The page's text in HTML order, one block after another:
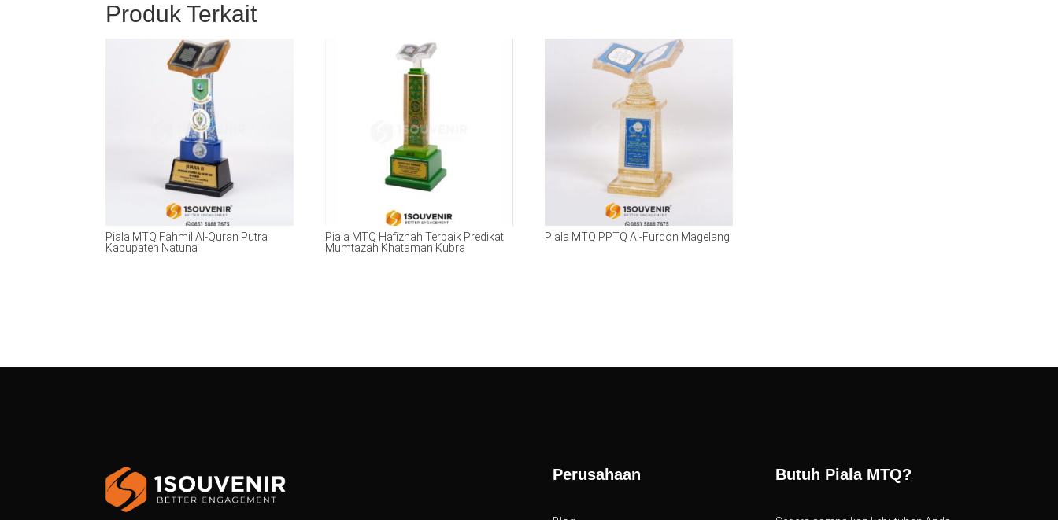
Produk Terkait
Piala MTQ Fahmil Al-Quran Putra
Kabupaten Natuna
Piala MTQ Hafizhah Terbaik Predikat
Mumtazah Khataman Kubra
Piala MTQ PPTQ Al-Furqon Magelang
Perusahaan Butuh Piala MTQ?